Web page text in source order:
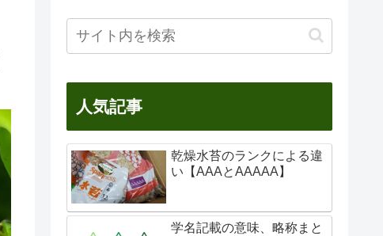
人気記事
乾燥水苔のランクによる違
い【AAAとAAAAA】
学名記載の意味、略称まと